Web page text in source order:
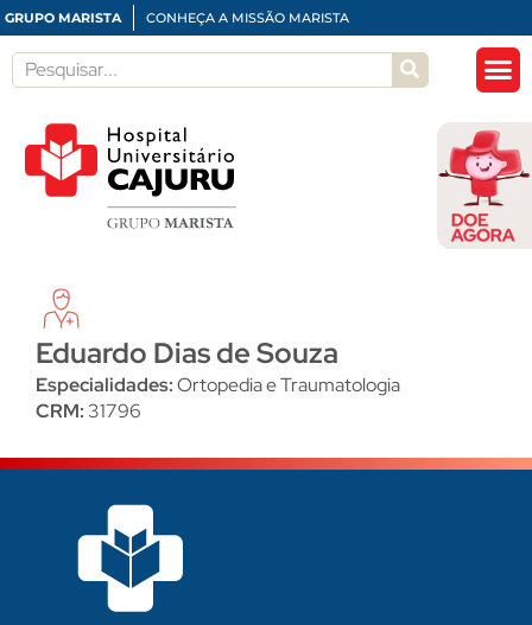
GRUPO MARISTA CONHEÇA A MISSÃO MARISTA
Eduardo Dias de Souza
Especialidades:Ortopedia e Traumatologia
CRM: 31796